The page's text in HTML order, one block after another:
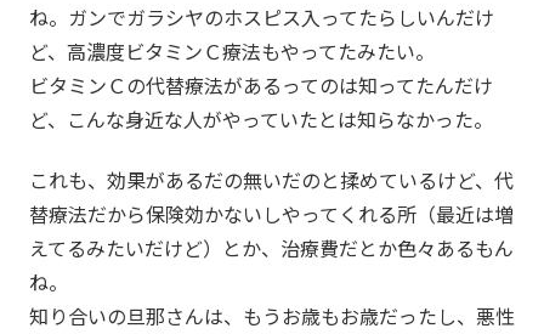
ね。ガンでガラシヤのホスピス入ってたらしいんだけ
ど、高濃度ビタミンＣ療法もやってたみたい。
ビタミンＣの代替療法があるってのは知ってたんだけ
ど、こんな身近な人がやっていたとは知らなかった。
これも、効果があるだの無いだのと揉めているけど、代
替療法だから保険効かないしやってくれる所（最近は増
えてるみたいだけど）とか、治療費だとか色々あるもん
ね。
知り合いの旦那さんは、もうお歳もお歳だったし、悪性